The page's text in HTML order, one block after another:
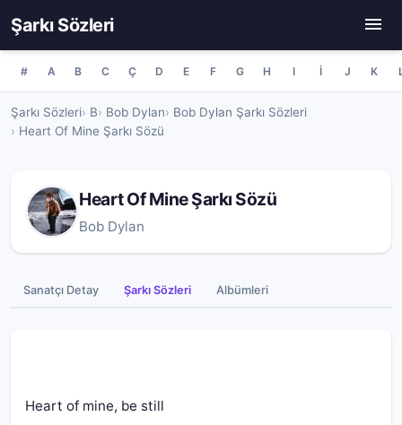
Şarkı Sözleri
# A B C Ç D E F G H I İ J K
Şarkı Sözleri B Bob Dylan
Bob Dylan Şarkı Sözleri
Heart Of Mine Şarkı Sözü
Heart Of Mine Şarkı Sözü
Bob Dylan
Sanatçı Detay Şarkı Sözleri Albümleri
Heart of mine, be still